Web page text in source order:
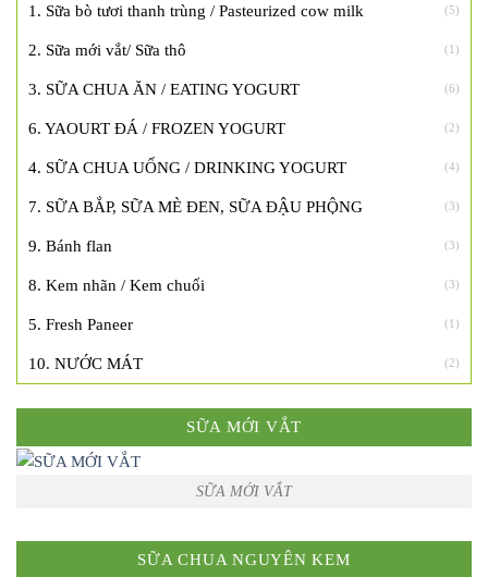
1. Sữa bò tươi thanh trùng / Pasteurized cow milk (5)
2. Sữa mới vắt/ Sữa thô (1)
3. SỮA CHUA ĂN / EATING YOGURT (6)
6. YAOURT ĐÁ / FROZEN YOGURT (2)
4. SỮA CHUA UỐNG / DRINKING YOGURT (4)
7. SỮA BẮP, SỮA MÈ ĐEN, SỮA ĐẬU PHỘNG (3)
9. Bánh flan (3)
8. Kem nhãn / Kem chuối (3)
5. Fresh Paneer (1)
10. NƯỚC MÁT (2)
SỮA MỚI VẮT
SỮA MỚI VẮT
SỮA CHUA NGUYÊN KEM